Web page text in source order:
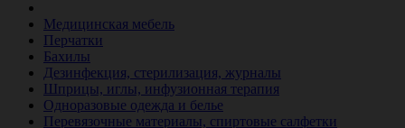
Медицинская мебель
Перчатки
Бахилы
Дезинфекция, стерилизация, журналы
Шприцы, иглы, инфузионная терапия
Одноразовые одежда и белье
Перевязочные материалы, спиртовые салфетки